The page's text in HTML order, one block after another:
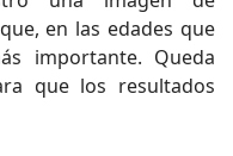
en las edades que
importante. Queda
que los resultados